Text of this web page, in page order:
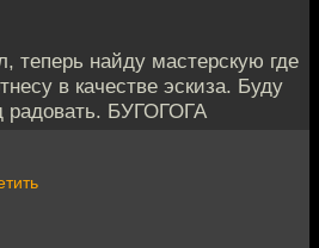
теперь найду мастерскую где
в качестве эскиза. Буду
радовать. БУГОГОГА